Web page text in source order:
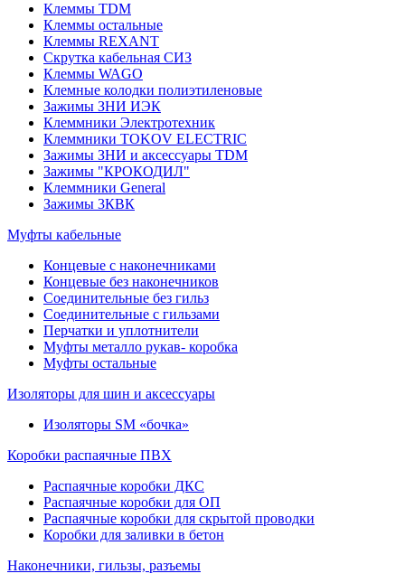
Клеммы TDM
Клеммы остальные
Клеммы REXANT
Скрутка кабельная СИЗ
Клеммы WAGO
Клемные колодки полиэтиленовые
Зажимы ЗНИ ИЭК
Клеммники Электротехник
Клеммники TOKOV ELECTRIC
Зажимы ЗНИ и аксессуары TDM
Зажимы "КРОКОДИЛ"
Клеммники General
Зажимы 3КВК
Муфты кабельные
Концевые с наконечниками
Концевые без наконечников
Соединительные без гильз
Соединительные с гильзами
Перчатки и уплотнители
Муфты металло рукав- коробка
Муфты остальные
Изоляторы для шин и аксессуары
Изоляторы SM «бочка»
Коробки распаячные ПВХ
Распаячные коробки ДКС
Распаячные коробки для ОП
Распаячные коробки для скрытой проводки
Коробки для заливки в бетон
Наконечники, гильзы, разъемы